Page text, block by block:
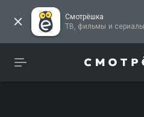
Смотрёшка
ТВ, фильмы и сериалы